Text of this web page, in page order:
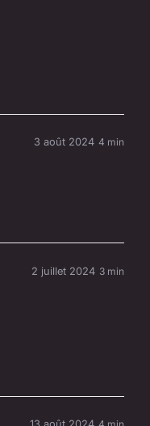
3 août 2024 4 min
2 juillet 2024 3 min